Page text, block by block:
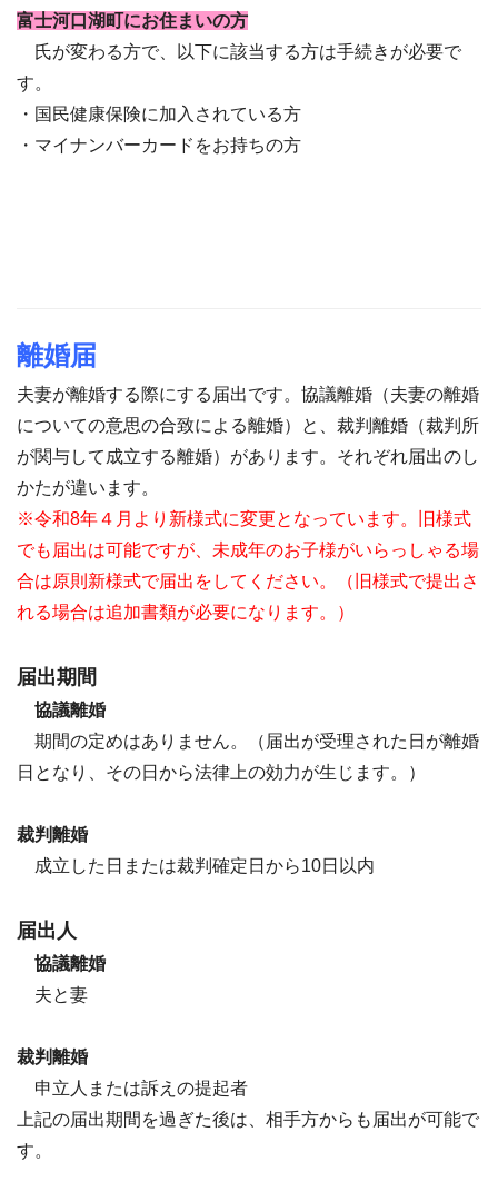
富士河口湖町にお住まいの方
氏が変わる方で、以下に該当する方は手続きが必要で
す。
・国民健康保険に加入されている方
・マイナンバーカードをお持ちの方
離婚届
夫妻が離婚する際にする届出です。協議離婚（夫妻の離婚
についての意思の合致による離婚）と、裁判離婚（裁判所
が関与して成立する離婚）があります。それぞれ届出のし
かたが違います。
※令和8年４月より新様式に変更となっています。旧様式
でも届出は可能ですが、未成年のお子様がいらっしゃる場
合は原則新様式で届出をしてください。（旧様式で提出さ
れる場合は追加書類が必要になります。）
届出期間
協議離婚
期間の定めはありません。（届出が受理された日が離婚
日となり、その日から法律上の効力が生じます。）
裁判離婚
成立した日または裁判確定日から10日以内
届出人
協議離婚
夫と妻
裁判離婚
申立人または訴えの提起者
上記の届出期間を過ぎた後は、相手方からも届出が可能で
す。